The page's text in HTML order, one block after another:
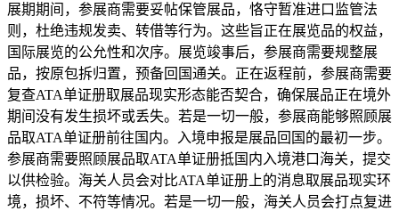
展期期间，参展商需要妥帖保管展品，恪守暂准进口监管法
则，杜绝违规发卖、转借等行为。这些旨正在展览品的权益，
国际展览的公允性和次序。展览竣事后，参展商需要规整展
品，按原包拆归置，预备回国通关。正在返程前，参展商需要
复查ATA单证册取展品现实形态能否契合，确保展品正在境外
期间没有发生损坏或丢失。若是一切一般，参展商能够照顾展
品取ATA单证册前往国内。入境申报是展品回国的最初一步。
参展商需要照顾展品取ATA单证册抵国内入境港口海关，提交
以供检验。海关人员会对比ATA单证册上的消息取展品现实环
境，损坏、不符等情况。若是一切一般，海关人员会打点复进